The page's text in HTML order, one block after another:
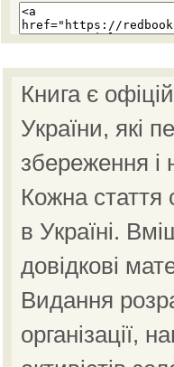
Книга є
України, які
збереження і
Кожна
в Україні.
довідкові
Видання
організації,